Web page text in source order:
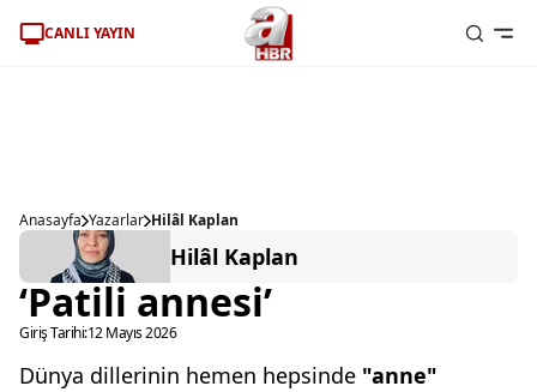
CANLI YAYIN
Anasayfa Yazarlar Hilâl Kaplan
Hilâl Kaplan
‘Patili annesi’
Giriş Tarihi:12 Mayıs 2026
Dünya dillerinin hemen hepsinde "anne"